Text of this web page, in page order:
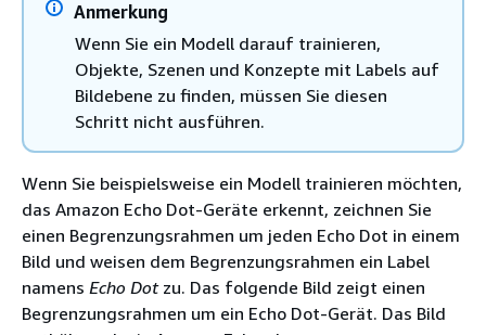
Anmerkung
Wenn Sie ein Modell darauf trainieren,
Objekte, Szenen und Konzepte mit Labels auf
Bildebene zu finden, müssen Sie diesen
Schritt nicht ausführen.
Wenn Sie beispielsweise ein Modell trainieren möchten,
das Amazon Echo Dot-Geräte erkennt, zeichnen Sie
einen Begrenzungsrahmen um jeden Echo Dot in einem
Bild und weisen dem Begrenzungsrahmen ein Label
namens Echo Dotzu. Das folgende Bild zeigt einen
Begrenzungsrahmen um ein Echo Dot-Gerät. Das Bild